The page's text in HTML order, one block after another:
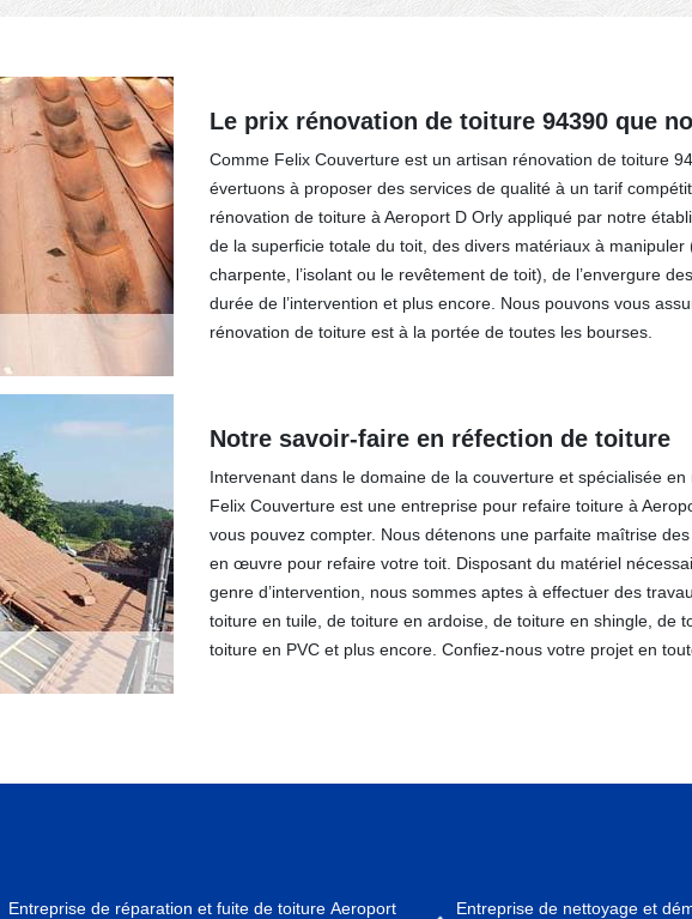
Le prix rénovation de toiture 94390 que
Comme Felix Couverture est un artisan rénovation de toiture
évertuons à proposer des services de qualité à un tarif
rénovation de toiture à Aeroport D Orly appliqué par notre
de la superficie totale du toit, des divers matériaux à manipuler
charpente, l’isolant ou le revêtement de toit), de l’envergure
durée de l’intervention et plus encore. Nous pouvons vous
rénovation de toiture est à la portée de toutes les bourses.
Notre savoir-faire en réfection de toiture
Intervenant dans le domaine de la couverture et spécialisée en
Felix Couverture est une entreprise pour refaire toiture à
vous pouvez compter. Nous détenons une parfaite maîtrise
en œuvre pour refaire votre toit. Disposant du matériel
genre d’intervention, nous sommes aptes à effectuer des
toiture en tuile, de toiture en ardoise, de toiture en shingle, de
toiture en PVC et plus encore. Confiez-nous votre projet en
Entreprise de réparation et fuite de toiture Aeroport Entreprise de nettoyage et